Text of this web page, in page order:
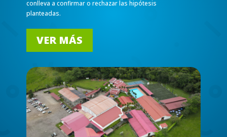
conlleva a confirmar o rechazar las hipótesis
planteadas.
VER MÁS